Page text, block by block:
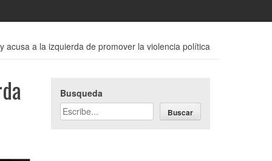
acusa a la izquierda de promover la violencia política
Busqueda
Buscar